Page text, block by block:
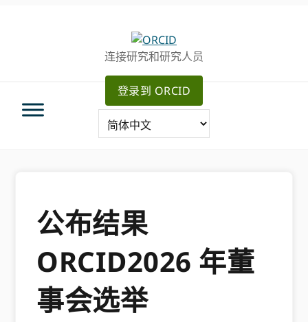
连接研究和研究人员
登录到 ORCID
公布结果
ORCID2026 年董
事会选举